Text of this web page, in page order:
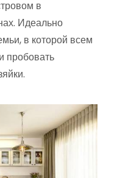
в
Идеально
в которой всем
пробовать